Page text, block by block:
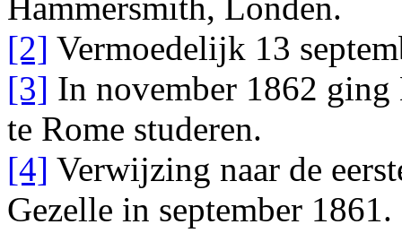
[2] Vermoedelijk 13
[3] In november 1862 ging
te Rome studeren.
[4] Verwijzing naar de
Gezelle in september